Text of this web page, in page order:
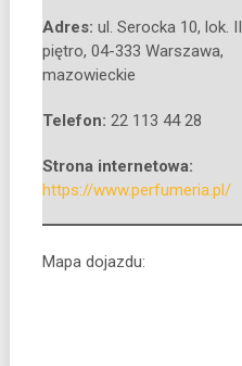
Adres: ul. Serocka 10, lok. II
piętro, 04-333 Warszawa,
mazowieckie
Telefon: 22 113 44 28
Strona internetowa:
https://www.perfumeria.pl/
Mapa dojazdu: